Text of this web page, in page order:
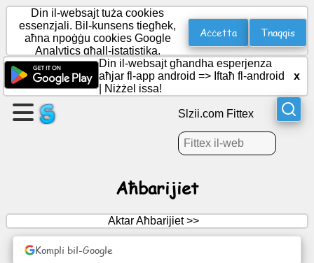
Oħloq
paġna
Oħloq
grupp
Divertiment
Din il-websajt tuża cookies
essenzjali. Bil-kunsens tiegħek,
aħna npoġġu cookies Google
Analytics għall-istatistika.
Aċċetta Tnaqqis
Din il-websajt għandha esperjenza
aħjar fl-app android => Iftaħ fl-android
Niżżel issa!
x
Slzii.com Fittex
Aħbarijiet
Aktar Aħbarijiet >>
Kompli bil-Google